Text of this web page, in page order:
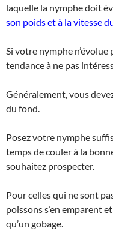
laquelle la nymphe doit
son poids et à la vitesse
Si votre nymphe
tendance à ne pas
Généralement, vous
du fond.
Posez votre nymphe
temps de couler à la
souhaitez prospecter.
Pour celles qui ne sont
poissons s’en emparent
qu’un gobage.